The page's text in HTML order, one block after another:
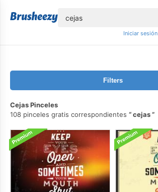
Iniciar sesión
Filters
Cejas Pinceles
108 pinceles gratis correspondientes
cejas